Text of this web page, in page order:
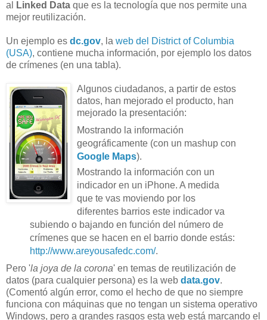
al
Linked Data que es la tecnología que nos permite una
mejor reutilización.
Un ejemplo es dc.gov, la web del District of Columbia
(USA), contiene mucha información, por ejemplo los datos
de crímenes (en una tabla).
Algunos ciudadanos, a partir de estos
datos, han mejorado el producto, han
mejorado la presentación:
Mostrando la información
geográficamente (con un mashup con
Google Maps).
Mostrando la información con un
indicador en un iPhone. A medida
que te vas moviendo por los
diferentes barrios este indicador va
subiendo o bajando en función del número de
crímenes que se hacen en el barrio donde estás:
http://www.areyousafedc.com/.
Pero 'la joya de la corona' en temas de reutilización de
datos (para cualquier persona) es la web data.gov.
(Comentó algún error, como el hecho de que no siempre
funciona con máquinas que no tengan un sistema operativo
Windows, pero a grandes rasgos esta web está marcando el